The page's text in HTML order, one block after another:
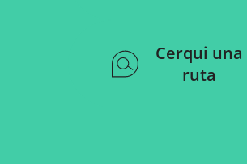
Cerqui una
ruta